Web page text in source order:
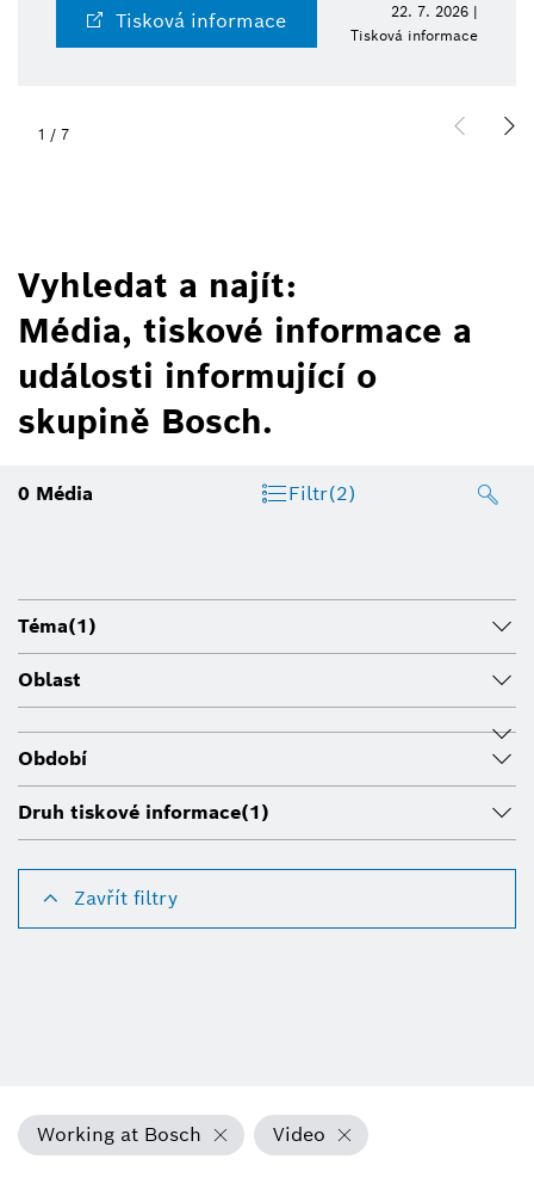
Tisková informace
22. 7. 2026 |
Tisková informace
1 / 7
Vyhledat a najít:
Média, tiskové informace a
události informující o
skupině Bosch.
0 Média Filtr(2)
Téma(1)
Oblast
Období
Druh tiskové informace(1)
Zavřít filtry
Working at Bosch Video